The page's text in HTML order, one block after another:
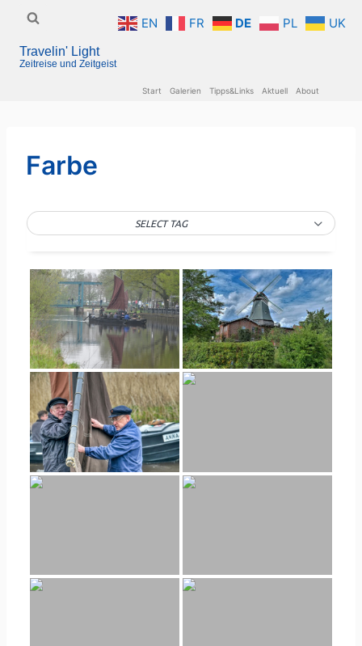
springen
Travelin' Light
Zeitreise und Zeitgeist
Start Galerien Tipps&Links Aktuell About
Farbe
SELECT TAG
EN FR DE PL UK